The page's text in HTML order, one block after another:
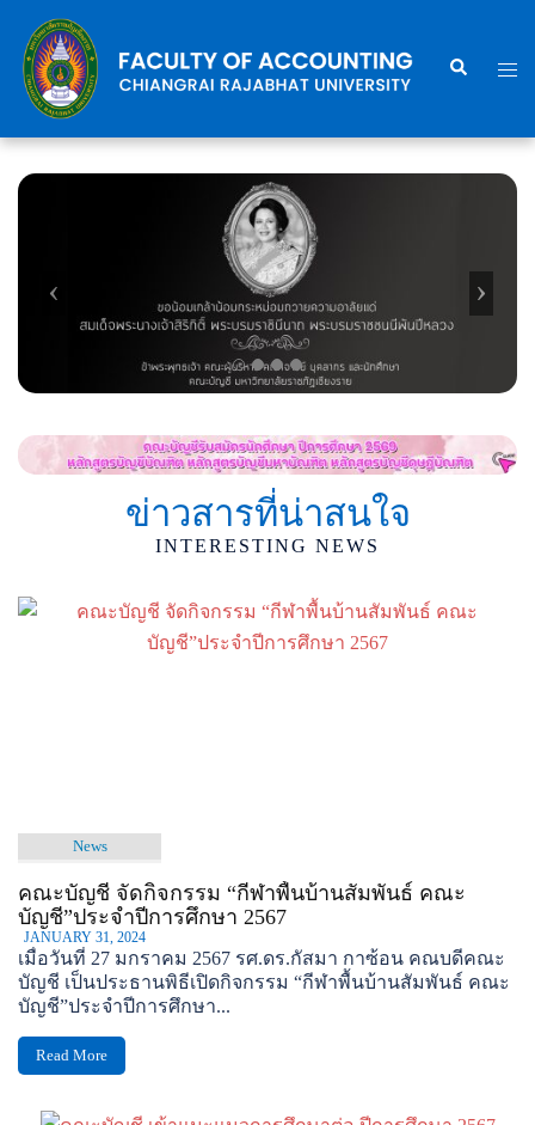
content
Search
ข่าวสารที่น่าสนใจ
INTERESTING NEWS
News
คณะบัญชี จัดกิจกรรม “กีฬาพื้นบ้านสัมพันธ์ คณะ
บัญชี”ประจำปีการศึกษา 2567
JANUARY 31, 2024
เมื่อวันที่ 27 มกราคม 2567 รศ.ดร.กัสมา กาซ้อน คณบดีคณะ
บัญชี เป็นประธานพิธีเปิดกิจกรรม “กีฬาพื้นบ้านสัมพันธ์ คณะ
บัญชี”ประจำปีการศึกษา...
Read More